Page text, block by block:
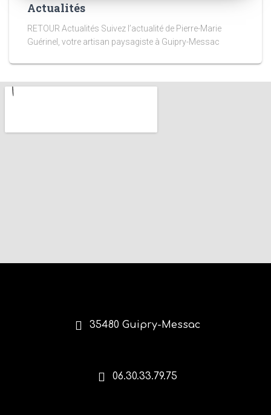
Actualités
RETOUR Actualités Suivez l’actualité de Pierre-Marie
Guérinel, votre artisan paysagiste à Guipry-Messac
35480 Guipry-Messac
06.30.33.79.75